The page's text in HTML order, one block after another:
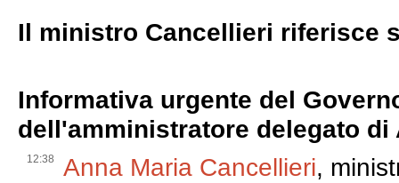
Il ministro Cancellieri riferisce
Informativa urgente del
dell'amministratore delegato
12:38 Anna Maria Cancellieri,